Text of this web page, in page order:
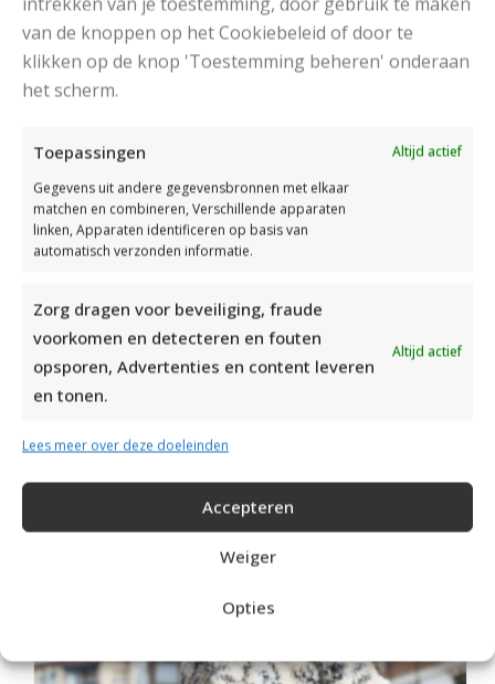
van de knoppen op het Cookiebeleid of door te
klikken op de knop 'Toestemming beheren' onderaan
het scherm.
Toepassingen
Altijd actief
Gegevens uit andere gegevensbronnen met elkaar
matchen en combineren, Verschillende apparaten
linken, Apparaten identificeren op basis van
automatisch verzonden informatie.
Zorg dragen voor beveiliging, fraude
voorkomen en detecteren en fouten
opsporen, Advertenties en content leveren
en tonen.
Altijd actief
Lees meer over deze doeleinden
Accepteren
Weiger
Opties
MOOIE RUIMVALLENDE COLTRUI BREIEN